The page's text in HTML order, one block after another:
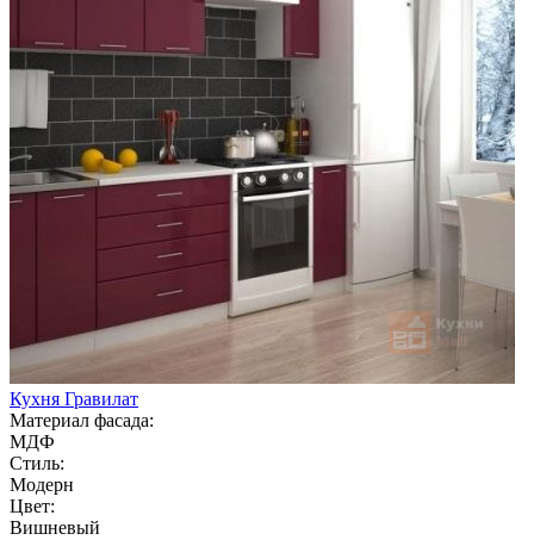
Кухня Гравилат
Материал фасада:
МДФ
Стиль:
Модерн
Цвет:
Вишневый